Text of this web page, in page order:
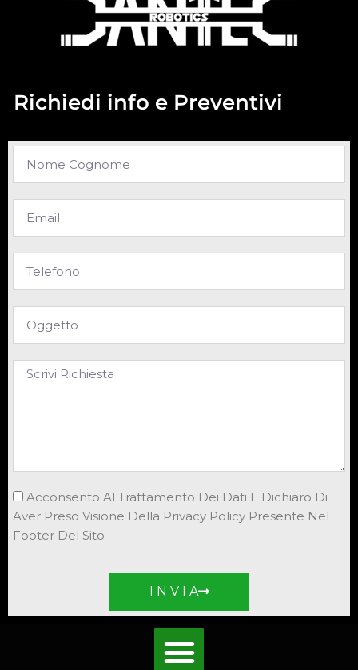
Richiedi info e Preventivi
Acconsento Al Trattamento Dei Dati E Dichiaro Di
Aver Preso Visione Della Privacy Policy Presente Nel
Footer Del Sito
I N V I A